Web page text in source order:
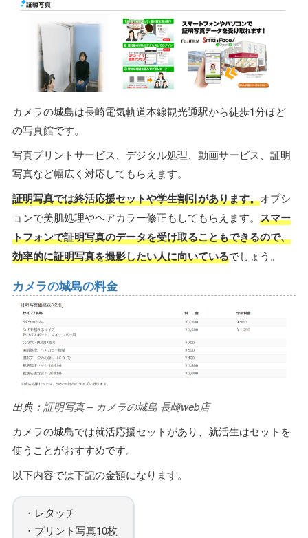
カメラの城島は長崎電気軌道本線観光通駅から徒歩1分ほど
の写真館です。
写真プリントサービス、デジタル処理、動画サービス、証明
写真など幅広く対応してもらえます。
証明写真では終活応援セットや学生割引があります。オプシ
ョンで美肌処理やヘアカラー修正もしてもらえます。 スマー
トフォンで証明写真のデータを受け取ることもできるので、
効率的に証明写真を撮影したい人に向いているでしょう。
カメラの城島の料金
出典： 証明写真 – カメラの城島 長崎web店
カメラの城島では就活応援セットがあり、就活生はセットを
使うことがおすすめです。
以下内容では下記の金額になります。
・レタッチ
・プリント写真10枚